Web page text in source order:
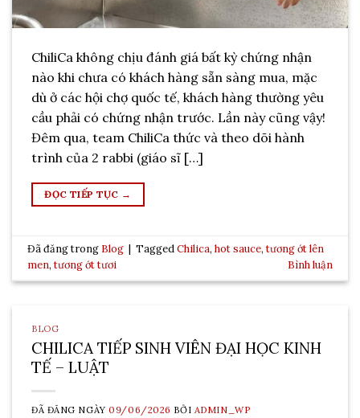
ChiliCa không chịu đánh giá bất kỳ chứng nhận
nào khi chưa có khách hàng sẵn sàng mua, mặc
dù ở các hội chợ quốc tế, khách hàng thường yêu
cầu phải có chứng nhận trước. Lần này cũng vậy!
Đêm qua, team ChiliCa thức và theo dõi hành
trình của 2 rabbi (giáo sĩ […]
ĐỌC TIẾP TỤC →
Đã đăng trong Blog TaggedChilica,hot sauce,tương ớt lên
men,tương ớt tươi Bình luận
BLOG
CHILICA TIẾP SINH VIÊN ĐẠI HỌC KINH
TẾ – LUẬT
ĐÃ ĐĂNG NGÀY09/06/2026 BỞI ADMIN_WP